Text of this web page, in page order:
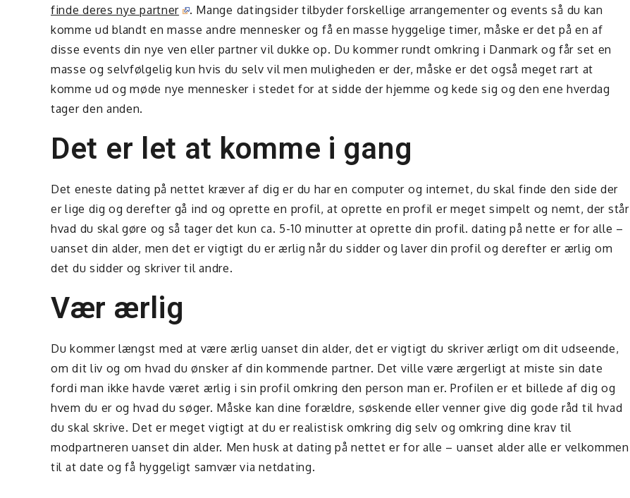
finde deres nye partner
. Mange datingsider tilbyder forskellige arrangementer og events så du kan
komme ud blandt en masse andre mennesker og få en masse hyggelige timer, måske er det på en af
disse events din nye ven eller partner vil dukke op. Du kommer rundt omkring i Danmark og får set en
masse og selvfølgelig kun hvis du selv vil men muligheden er der, måske er det også meget rart at
komme ud og møde nye mennesker i stedet for at sidde der hjemme og kede sig og den ene hverdag
tager den anden.
Det er let at komme i gang
Det eneste dating på nettet kræver af dig er du har en computer og internet, du skal finde den side der
er lige dig og derefter gå ind og oprette en profil, at oprette en profil er meget simpelt og nemt, der står
hvad du skal gøre og så tager det kun ca. 5-10 minutter at oprette din profil. dating på nette er for alle –
uanset din alder, men det er vigtigt du er ærlig når du sidder og laver din profil og derefter er ærlig om
det du sidder og skriver til andre.
Vær ærlig
Du kommer længst med at være ærlig uanset din alder, det er vigtigt du skriver ærligt om dit udseende,
om dit liv og om hvad du ønsker af din kommende partner. Det ville være ærgerligt at miste sin date
fordi man ikke havde været ærlig i sin profil omkring den person man er. Profilen er et billede af dig og
hvem du er og hvad du søger. Måske kan dine forældre, søskende eller venner give dig gode råd til hvad
du skal skrive. Det er meget vigtigt at du er realistisk omkring dig selv og omkring dine krav til
modpartneren uanset din alder. Men husk at dating på nettet er for alle – uanset alder alle er velkommen
til at date og få hyggeligt samvær via netdating.